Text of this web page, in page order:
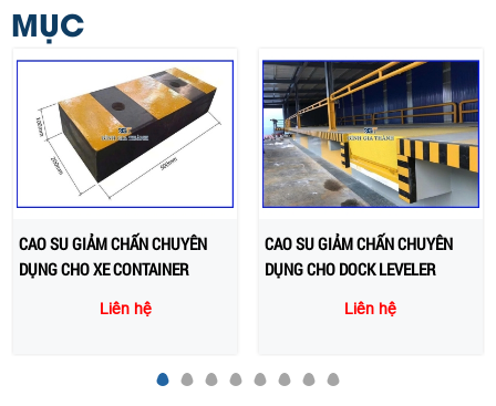
MỤC
CAO SU GIẢM CHẤN CHUYÊN
DỤNG CHO XE CONTAINER
Liên hệ
CAO SU GIẢM CHẤN CHUYÊN
DỤNG CHO DOCK LEVELER
Liên hệ